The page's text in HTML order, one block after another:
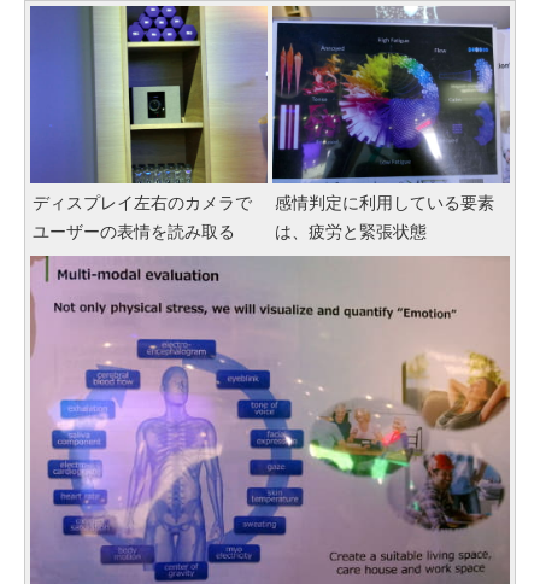
ディスプレイ左右のカメラで
ユーザーの表情を読み取る
感情判定に利用している要素
は、疲労と緊張状態